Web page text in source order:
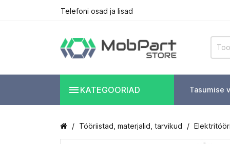
Telefoni osad ja lisad
 KATEGOORIAD Tasumise
Tööriistad, materjalid, tarvikud